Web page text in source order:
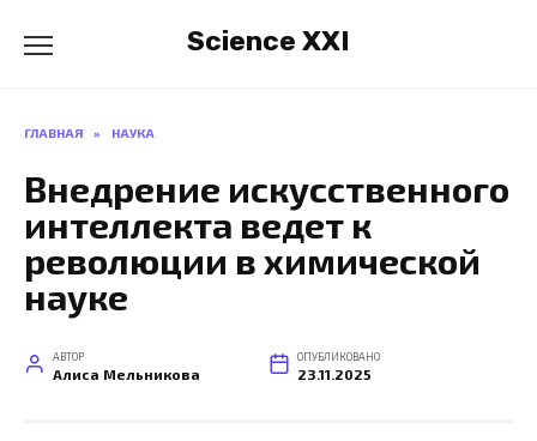
содержанию
Science XXI
ГЛАВНАЯ » НАУКА
Внедрение искусственного
интеллекта ведет к
революции в химической
науке
АВТОР
Алиса Мельникова
ОПУБЛИКОВАНО
23.11.2025